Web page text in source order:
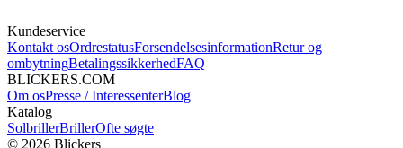
Kundeservice
Kontakt osOrdrestatusForsendelsesinformationRetur og
ombytningBetalingssikkerhedFAQ
BLICKERS.COM
Om osPresse / InteressenterBlog
Katalog
SolbrillerBrillerOfte søgte
© 2026 Blickers